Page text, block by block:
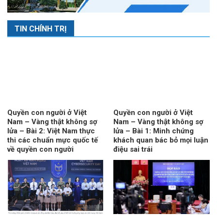
TIN CHÍNH TRỊ
Quyền con người ở Việt
Nam – Vàng thật không sợ
lửa – Bài 2: Việt Nam thực
thi các chuẩn mực quốc tế
về quyền con người
Quyền con người ở Việt
Nam – Vàng thật không sợ
lửa – Bài 1: Minh chứng
khách quan bác bỏ mọi luận
điệu sai trái